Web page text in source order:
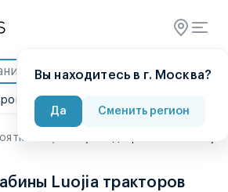
Вы находитесь в г. Москва?
Да Сменить регион
Умный подбор
Гидроцилиндры
и Ручки
Luojia тракторов